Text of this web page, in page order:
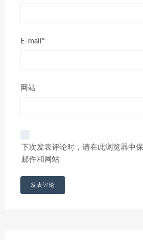
E-mail*
网站
下次发表评论时，请在此浏览器中
邮件和网站